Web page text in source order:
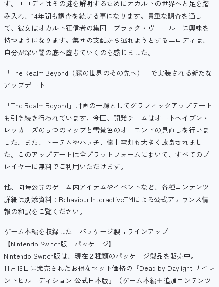
す。エロディはその謎を解明するためにオカルトの世界へと足を踏
み入れ、14年間も調査を続ける事になります。貴重な調査を通し
て、彼女はオカルト狂信者の集団「ブラック・ヴェール」に興味を
持つようになります。集団の支配から逃れようとするエロディは、
自分が深い闇の底へ堕ちていくのを感じました。
「The Realm Beyond（霧の世界のその先へ）」で実装される新たな
アップデート
「The Realm Beyond」計画の一環としてグラフィックアップデート
も引き続き行われています。今回、開発チームはオートヘイブン・
レッカーズの５つのマップと雪景色のオーモンドの見直しを行いま
した。また、トーテムやハッチ、懐中電灯も大きく改良されまし
た。このアップデートは全プラットフォームにおいて、すべてのプ
レイヤーに無料でご利用いただけます。
他、同時公開のゲーム内アイテムやイベントなど、各種コンテンツ
詳細は別添資料：Behaviour InteractiveTMによる公式アナウンス情
報の和訳をご覧ください。
ゲーム本編を収録した パッケージ製品ラインアップ
【Nintendo Switch版 パッケージ】
Nintendo Switch版は、現在２種類のパッケージ製品を販売中。
11月19日に発売されたお得なセット価格の『Dead by Daylight サイレ
ントヒルエディション 公式日本版』（ゲーム本編＋追加コンテンツ